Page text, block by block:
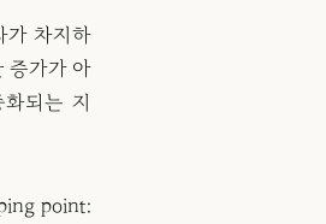
가 차지하
증가가 아
되는 지
point: